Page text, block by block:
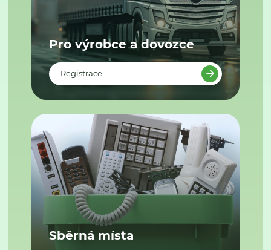
Pro výrobce a dovozce
Registrace
Sběrná místa